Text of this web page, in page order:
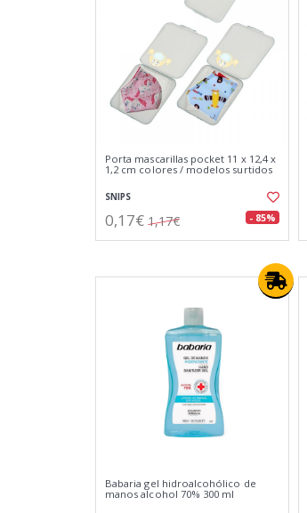
Porta mascarillas pocket 11 x 12,4 x
1,2 cm colores / modelos surtidos
SNIPS
0,17€ 1,17€ - 85%
Babaria gel hidroalcohólico de
manos alcohol 70% 300 ml